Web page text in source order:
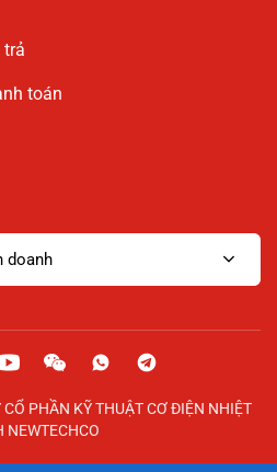
trả
toán
doanh
PHẦN KỸ THUẬT CƠ ĐIỆN NHIỆT
NEWTECHCO